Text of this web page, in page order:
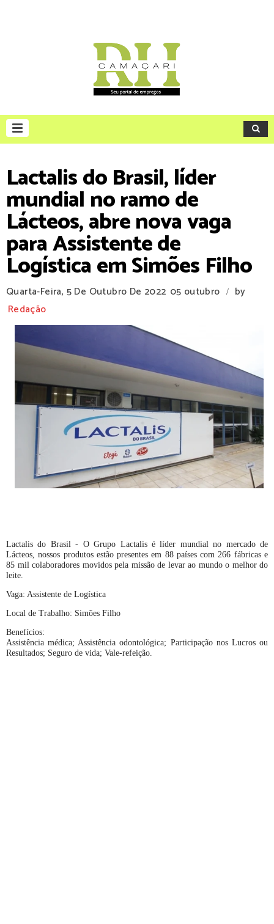
Lactalis do Brasil, líder
mundial no ramo de
Lácteos, abre nova vaga
para Assistente de
Logística em Simões Filho
Quarta-Feira, 5 De Outubro De 2022 05 outubro /
by
Redação
Lactalis do Brasil - O Grupo Lactalis é líder mundial no mercado de
Lácteos, nossos produtos estão presentes em 88 países com 266 fábricas e
85 mil colaboradores movidos pela missão de levar ao mundo o melhor do
leite.
Vaga: Assistente de Logística
Local de Trabalho: Simões Filho
Benefícios:
Assistência médica; Assistência odontológica; Participação nos Lucros ou
Resultados; Seguro de vida; Vale-refeição.